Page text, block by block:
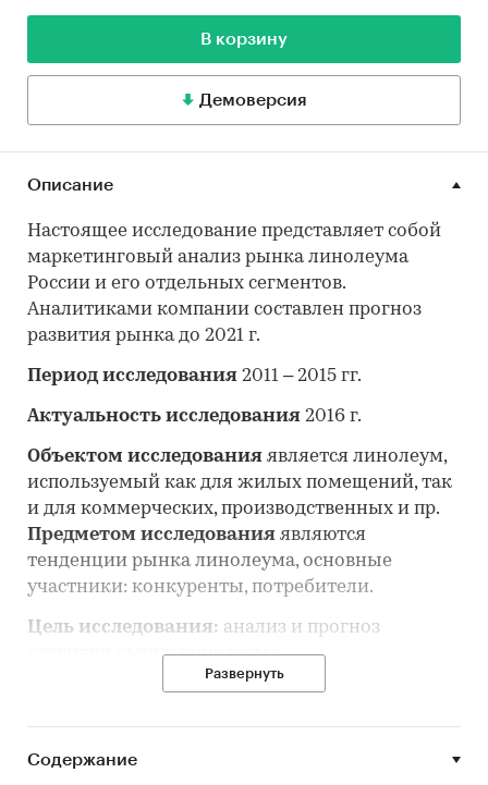
В корзину
Демоверсия
Описание
Настоящее исследование представляет собой
маркетинговый анализ рынка линолеума
России и его отдельных сегментов.
Аналитиками компании составлен прогноз
развития рынка до 2021 г.
Период исследования 2011 – 2015 гг.
Актуальность исследования 2016 г.
Объектом исследования является линолеум,
используемый как для жилых помещений, так
и для коммерческих, производственных и пр.
Предметом исследования являются
тенденции рынка линолеума, основные
участники: конкуренты, потребители.
Цель исследования: анализ и прогноз
развития рынка линолеума.
Задачи исследования:
рынка линолеума;
Развернуть
Содержание